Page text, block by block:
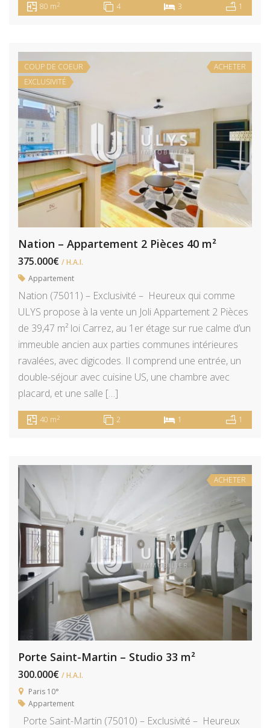
80 m2 4 3 1
COUP DE COEUR
EXCLUSIVITÉ
ACHETER
Nation – Appartement 2 Pièces 40 m²
375.000€ / H.A.I.
Appartement
Nation (75011) – Exclusivité – Heureux qui comme
ULYS propose à la vente un Joli Appartement 2 Pièces
de 39,47 m² loi Carrez, au 1er étage sur rue calme d’un
immeuble ancien aux parties communes intérieures
ravalées, avec digicodes. Il comprend une entrée, un
double-séjour avec cuisine US, une chambre avec
placard, et une salle […]
40 m2 2 1 1
ACHETER
Porte Saint-Martin – Studio 33 m²
300.000€ / H.A.I.
Paris 10°
Appartement
Porte Saint-Martin (75010) – Exclusivité – Heureux